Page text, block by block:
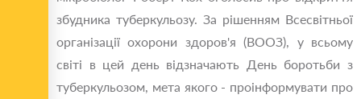
збудника туберкульозу. За рішенням Всесвітньої
організації охорони здоров'я (ВООЗ), у всьому
світі в цей день відзначають День боротьби з
туберкульозом, мета якого - проінформувати про